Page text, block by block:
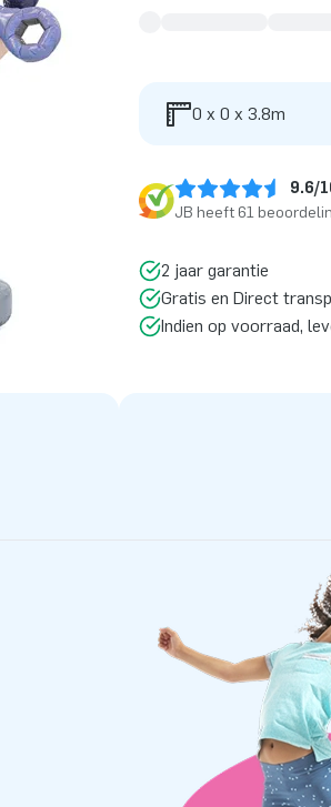
0 x 0 x 3.8m
9.6/
JB heeft 61
2 jaar garantie
Gratis en Direct
Indien op voorraad,